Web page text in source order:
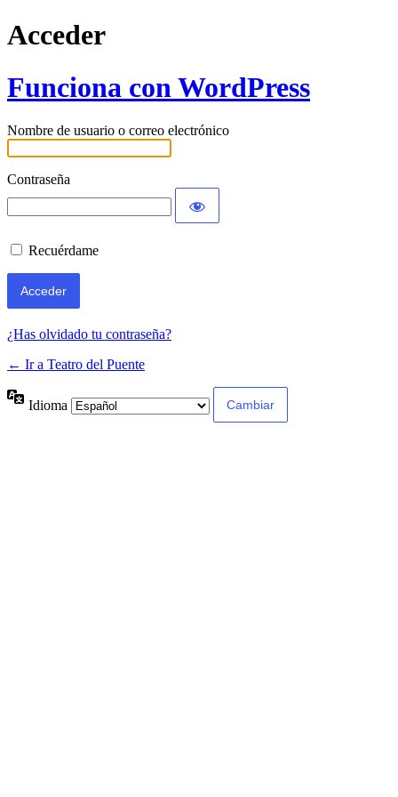
Acceder
Funciona con WordPress
Nombre de usuario o correo electrónico
Contraseña
Recuérdame
¿Has olvidado tu contraseña?
← Ir a Teatro del Puente
Idioma